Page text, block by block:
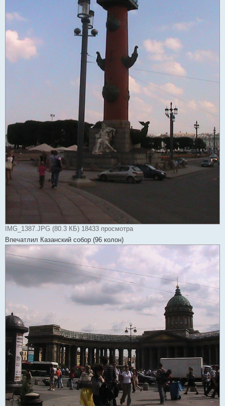
IMG_1387.JPG (80.3 КБ) 18433 просмотра
Впечатлил Казанский собор (96 колон)